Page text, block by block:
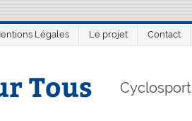
Légales Le projet Contact
Tous